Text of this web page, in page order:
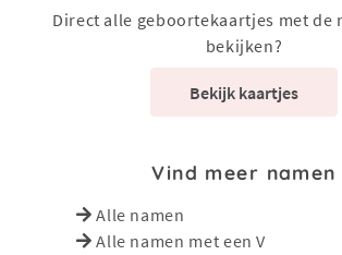
Direct alle geboortekaartjes met de
bekijken?
Bekijk kaartjes
Vind meer namen
Alle namen
Alle namen met een V